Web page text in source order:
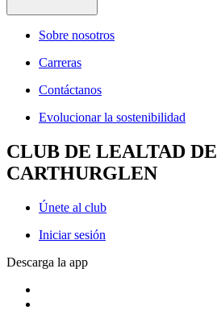
Sobre nosotros
Carreras
Contáctanos
Evolucionar la sostenibilidad
CLUB DE LEALTAD DE
CARTHURGLEN
Únete al club
Iniciar sesión
Descarga la app